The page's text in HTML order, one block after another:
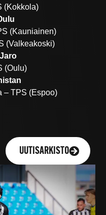
(Kokkola)
Oulu
(Kauniainen)
(Valkeakoski)
(Oulu)
– TPS (Espoo)
UUTISARKISTO